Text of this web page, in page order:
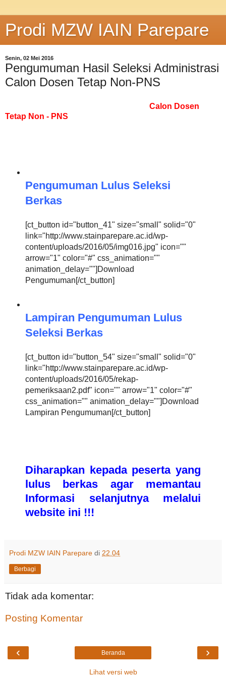
Prodi MZW IAIN Parepare
Senin, 02 Mei 2016
Pengumuman Hasil Seleksi Administrasi
Calon Dosen Tetap Non-PNS
Calon Dosen
Tetap Non - PNS
Pengumuman Lulus Seleksi
Berkas
[ct_button id="button_41" size="small" solid="0"
link="http://www.stainparepare.ac.id/wp-
content/uploads/2016/05/img016.jpg" icon=""
arrow="1" color="#" css_animation=""
animation_delay=""]Download
Pengumuman[/ct_button]
Lampiran Pengumuman Lulus
Seleksi Berkas
[ct_button id="button_54" size="small" solid="0"
link="http://www.stainparepare.ac.id/wp-
content/uploads/2016/05/rekap-
pemeriksaan2.pdf" icon="" arrow="1" color="#"
css_animation="" animation_delay=""]Download
Lampiran Pengumuman[/ct_button]
Diharapkan kepada peserta yang
lulus berkas agar memantau
Informasi selanjutnya melalui
website ini !!!
Prodi MZW IAIN Parepare di 22.04
Berbagi
Tidak ada komentar:
Posting Komentar
‹ ›
Beranda
Lihat versi web